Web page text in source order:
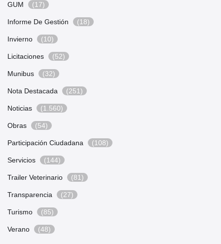
GUM (17)
Informe De Gestión (18)
Invierno (10)
Licitaciones (52)
Munibus (32)
Nota Destacada (251)
Noticias (1.560)
Obras (54)
Participación Ciudadana (108)
Servicios (144)
Trailer Veterinario (81)
Transparencia (27)
Turismo (85)
Verano (48)